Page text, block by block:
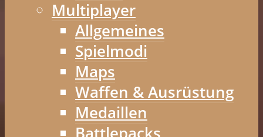
Multiplayer
Allgemeines
Spielmodi
Maps
Waffen & Ausrüstung
Medaillen